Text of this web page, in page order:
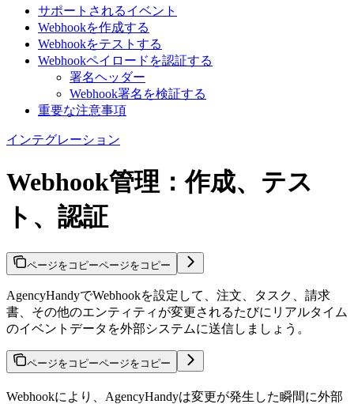
サポートされるイベント
Webhookを作成する
Webhookをテストする
Webhookペイロードを認証する
署名ヘッダー
Webhook署名を検証する
重要な注意事項
インテグレーション
Webhook管理：作成、テス
ト、認証
ページをコピーページをコピー
AgencyHandyでWebhookを設定して、注文、タスク、請求
書、その他のエンティティが変更されるたびにリアルタイム
のイベントデータを外部システムに送信しましょう。
ページをコピーページをコピー
Webhookにより、AgencyHandyは変更が発生した瞬間に外部